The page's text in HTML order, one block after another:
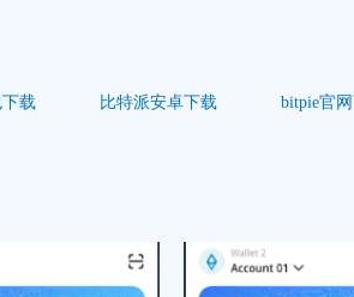
载 比特派安卓下载 bitpie官